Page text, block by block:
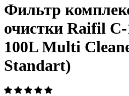
Фильтр
очистки Raifil С-
100L Multi
Standart)